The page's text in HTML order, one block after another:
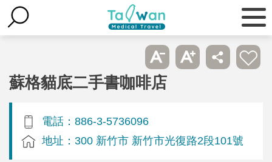
蘇格貓底二手書咖啡店
電話：886-3-5736096
地址：300 新竹市 新竹市光復路2段101號